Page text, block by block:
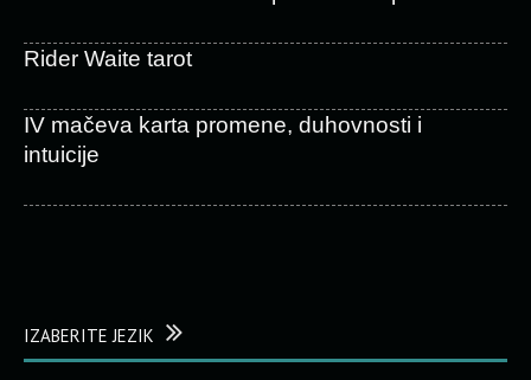
Rider Waite tarot
IV mačeva karta promene, duhovnosti i
intuicije
IZABERITE JEZIK